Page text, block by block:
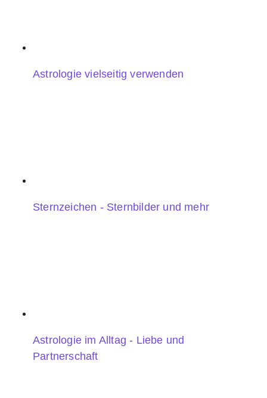
Astrologie vielseitig verwenden
Sternzeichen - Sternbilder und mehr
Astrologie im Alltag - Liebe und
Partnerschaft